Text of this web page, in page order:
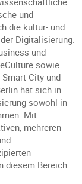
und
die kultur- und
Digitalisierung.
und
sowie
City und
hat sich in
sowohl in
Mit
mehreren
diesem Bereich